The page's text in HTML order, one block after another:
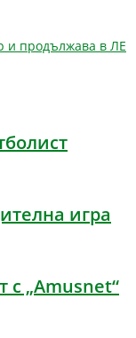
и продължава в ЛЕ
игра
с „Amusnet“